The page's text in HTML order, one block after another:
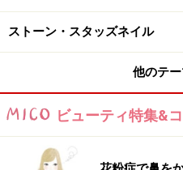
ストーン・スタッズネイル
他のテ
ビューティ特集&